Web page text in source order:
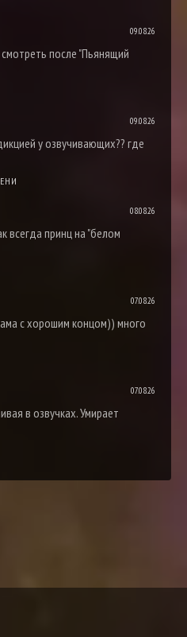
09.08.26
после "Пьянящий
09.08.26
у озвучивающих?? где
08.08.26
всегда принц на "белом
07.08.26
с хорошим концом)) много
07.08.26
в озвучках. Умирает